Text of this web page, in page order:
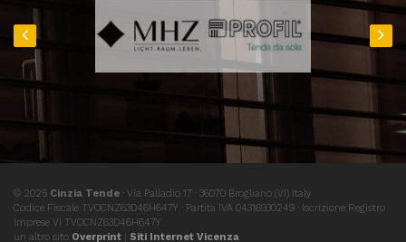
© 2025 Cinzia Tende · Via Palladio 17 · 36070 Brogliano (VI) Italy
Codice Fiscale TVOCNZ63D46H647Y · Partita IVA 04316930249 · Iscrizione Registro
Imprese VI TVOCNZ63D46H647Y
un altro sito Overprint Siti Internet Vicenza